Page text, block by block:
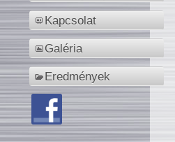
Kapcsolat
Galéria
Eredmények